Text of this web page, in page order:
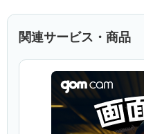
関連サービス・商品